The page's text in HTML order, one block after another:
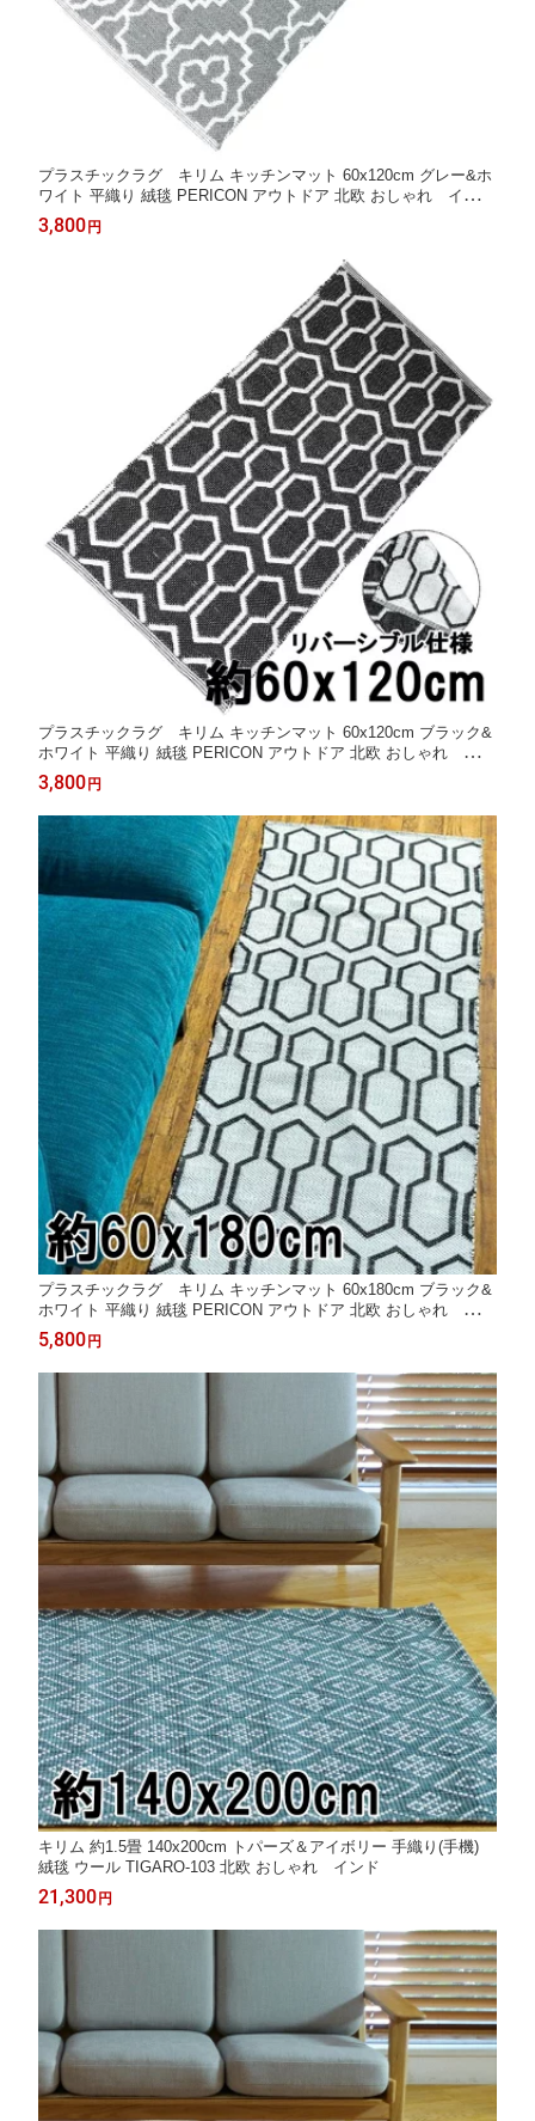
プラスチックラグ キリム キッチンマット 60x120cm グレー&ホ
ワイト 平織り 絨毯 PERICON アウトドア 北欧 おしゃれ インド
屋外ラグ
3,800 円
プラスチックラグ キリム キッチンマット 60x120cm ブラック&
ホワイト 平織り 絨毯 PERICON アウトドア 北欧 おしゃれ イン
ド 屋外ラグ
3,800 円
プラスチックラグ キリム キッチンマット 60x180cm ブラック&
ホワイト 平織り 絨毯 PERICON アウトドア 北欧 おしゃれ イン
ド 屋外ラグ
5,800 円
キリム 約1.5畳 140x200cm トパーズ＆アイボリー 手織り(手機)
絨毯 ウール TIGARO-103 北欧 おしゃれ インド
21,300 円